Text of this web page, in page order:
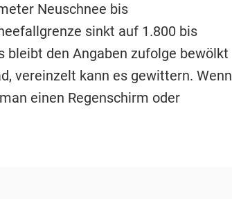
Neuschnee bis
sinkt auf 1.800 bis
bleibt den Angaben zufolge bewölkt
vereinzelt kann es gewittern. Wenn
einen Regenschirm oder